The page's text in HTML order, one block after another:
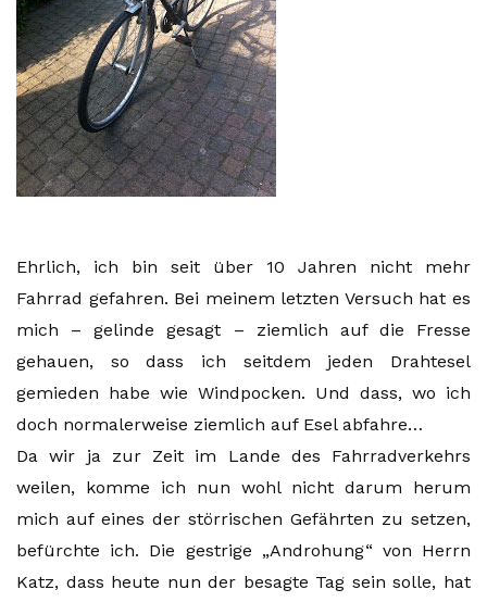
Ehrlich, ich bin seit über 10 Jahren nicht mehr
Fahrrad gefahren. Bei meinem letzten Versuch hat es
mich – gelinde gesagt – ziemlich auf die Fresse
gehauen, so dass ich seitdem jeden Drahtesel
gemieden habe wie Windpocken. Und dass, wo ich
doch normalerweise ziemlich auf Esel abfahre…
Da wir ja zur Zeit im Lande des Fahrradverkehrs
weilen, komme ich nun wohl nicht darum herum
mich auf eines der störrischen Gefährten zu setzen,
befürchte ich. Die gestrige „Androhung“ von Herrn
Katz, dass heute nun der besagte Tag sein solle, hat